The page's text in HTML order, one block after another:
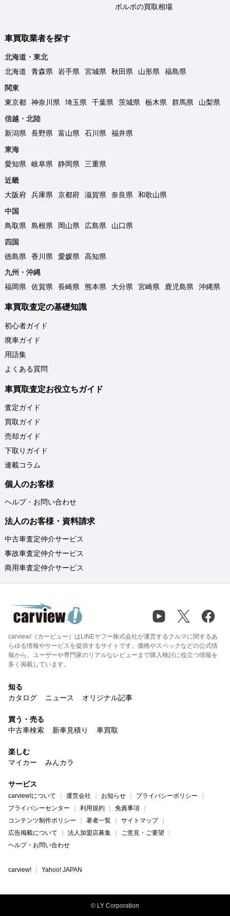
ボルボの買取相場
車買取業者を探す
北海道・東北
北海道
青森県 岩手県 宮城県 秋田県 山形県
福島県
関東
東京都
神奈川県 埼玉県 千葉県 茨城県 栃木県 群馬県
山梨県
信越・北陸
新潟県
長野県 富山県 石川県
福井県
東海
愛知県
岐阜県 静岡県
三重県
近畿
大阪府
兵庫県 京都府 滋賀県 奈良県
和歌山県
中国
鳥取県
島根県 岡山県 広島県
山口県
四国
徳島県
香川県 愛媛県
高知県
九州・沖縄
福岡県
佐賀県 長崎県 熊本県 大分県 宮崎県 鹿児島県 沖縄県
車買取査定の基礎知識
初心者ガイド
廃車ガイド
用語集
よくある質問
車買取査定お役立ちガイド
査定ガイド
買取ガイド
売却ガイド
下取りガイド
連載コラム
個人のお客様
ヘルプ・お問い合わせ
法人のお客様・資料請求
中古車査定仲介サービス
事故車査定仲介サービス
商用車査定仲介サービス
carview!（カービュー）はLINEヤフー株式会社が運営するクルマに関するあ
らゆる情報やサービスを提供するサイトです。価格やスペックなどの公式情
報から、ユーザーや専門家のリアルなレビューまで購入検討に役立つ情報を
多く掲載しています。
知る
カタログ
ニュース オリジナル記事
買う・売る
中古車検索
新車見積り 車買取
楽しむ
マイカー
みんカラ
サービス
carview!について 運営会社 お知らせ
プライバシーポリシー
プライバシーセンター
利用規約
免責事項
コンテンツ制作ポリシー
著者一覧
サイトマップ
広告掲載について
法人加盟店募集
ご意見・ご要望
ヘルプ・お問い合わせ
carview! Yahoo! JAPAN
© LY Corporation